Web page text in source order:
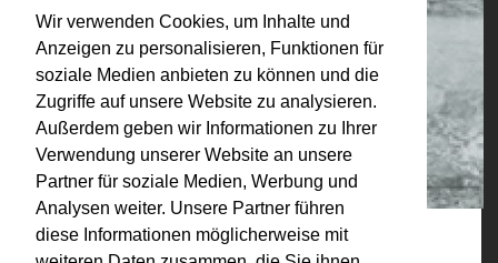
Wir verwenden Cookies, um Inhalte und
Anzeigen zu personalisieren, Funktionen für
soziale Medien anbieten zu können und die
Zugriffe auf unsere Website zu analysieren.
Außerdem geben wir Informationen zu Ihrer
Verwendung unserer Website an unsere
Partner für soziale Medien, Werbung und
Analysen weiter. Unsere Partner führen
diese Informationen möglicherweise mit